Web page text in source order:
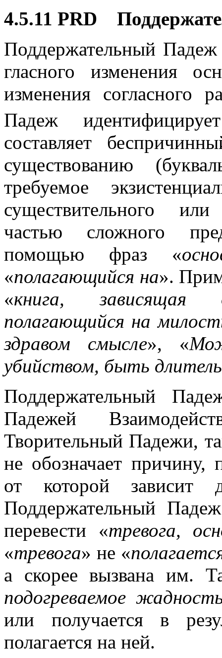
4.5.11 PRD
Поддержательный
гласного изменения
изменения согласного
Падеж
составляет
существованию
требуемое
существительного
частью сложного
помощью фраз «
«полагающийся на».
«книга, зависящая
полагающийся на
здравом смысле», «
убийством, быть
Поддержательный
Падежей
Творительный Падежи,
не обозначает причину,
от которой зависит
Поддержательный
перевести «тревога,
«тревога» не «
а скорее вызвана им.
подогреваемое
или получается в
полагается на ней.